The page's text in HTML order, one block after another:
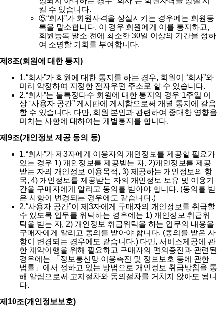
킬 수 있습니다.
⑤“회사”가 회원자격을 상실시키는 경우에는 회원등
록을 말소합니다. 이 경우 회원에게 이를 통지하고,
회원등록 말소 전에 최소한 30일 이상의 기간을 정하
여 소명할 기회를 부여합니다.
제8조(회원에 대한 통지)
1.“회사”가 회원에 대한 통지를 하는 경우, 회원이 “회사”와
미리 약정하여 지정한 전자우편 주소로 할 수 있습니다.
2.“회사”는 불특정다수 회원에 대한 통지의 경우 1주일 이
상 “사용자 공간” 게시판에 게시함으로써 개별 통지에 갈음
할 수 있습니다. 다만, 회원 본인과 관련하여 중대한 영향을
미치는 사항에 대하여는 개별통지를 합니다.
제9조(개인정보 제공 동의 등)
1.“회사”가 제3자에게 이용자의 개인정보를 제공할 필요가
있는 경우 1) 개인정보를 제공받는 자, 2)개인정보를 제공
받는 자의 개인정보 이용목적, 3) 제공하는 개인정보의 항
목, 4) 개인정보를 제공받는 자의 개인정보 보유 및 이용기
간을 구매자에게 알리고 동의를 받아야 합니다. (동의를 받
은 사항이 변경되는 경우에도 같습니다.)
2.“사용자 공간”이 제3자에게 구매자의 개인정보를 취급할
수 있도록 업무를 위탁하는 경우에는 1) 개인정보 취급위
탁을 받는 자, 2) 개인정보 취급위탁을 하는 업무의 내용을
구매자에게 알리고 동의를 받아야 합니다. (동의를 받은 사
항이 변경되는 경우에도 같습니다.) 다만, 서비스제공에 관
한 계약이행을 위해 필요하고 구매자의 편의증진과 관련된
경우에는 「정보통신망 이용촉진 및 정보보호 등에 관한
법률」에서 정하고 있는 방법으로 개인정보 취급방침을 통
해 알림으로써 고지절차와 동의절차를 거치지 않아도 됩니
다.
제10조(개인정보보호)